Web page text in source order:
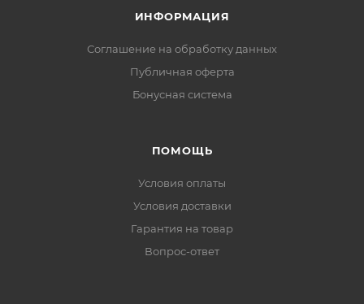
ИНФОРМАЦИЯ
Соглашение на обработку данных
Публичная оферта
Бонусная система
ПОМОЩЬ
Условия оплаты
Условия доставки
Гарантия на товар
Вопрос-ответ